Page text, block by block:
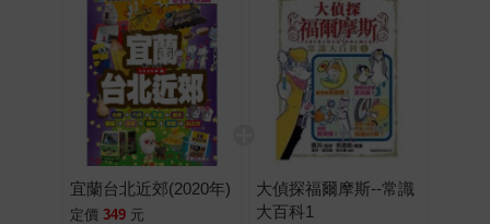
宜蘭台北近郊(2020年)
定價 349 元
大偵探福爾摩斯--常識
大百科1